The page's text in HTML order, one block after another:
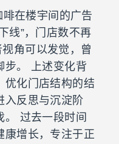
在楼宇间的广告
线”，门店数不再
角可以发觉，曾
步。 上述变化背
优化门店结构的结
入反思与沉淀阶
。 过去一段时间
康增长，专注于正